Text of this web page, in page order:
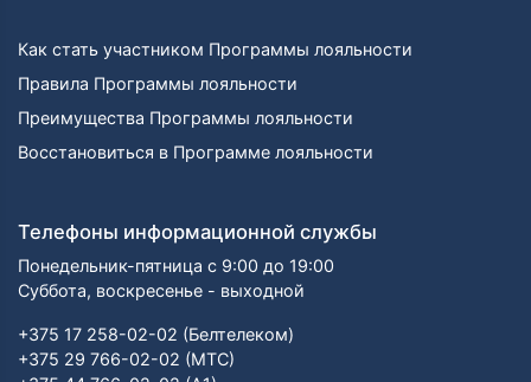
Как стать участником Программы лояльности
Правила Программы лояльности
Преимущества Программы лояльности
Восстановиться в Программе лояльности
Телефоны информационной службы
Понедельник-пятница с 9:00 до 19:00
Суббота, воскресенье - выходной
+375 17 258-02-02 (Белтелеком)
+375 29 766-02-02 (МТС)